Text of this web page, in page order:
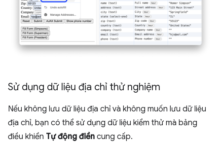
Sử dụng dữ liệu địa chỉ thử nghiệm
Nếu không lưu dữ liệu địa chỉ và không muốn lưu dữ liệu
địa chỉ, bạn có thể sử dụng dữ liệu kiểm thử mà bảng
điều khiển Tự động điền cung cấp.